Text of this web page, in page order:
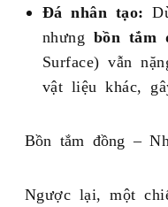
Đá nhân tạo:
nhưng bồn tắm
Surface) vẫn
vật liệu khác,
Bồn tắm đồng –
Ngược lại, một